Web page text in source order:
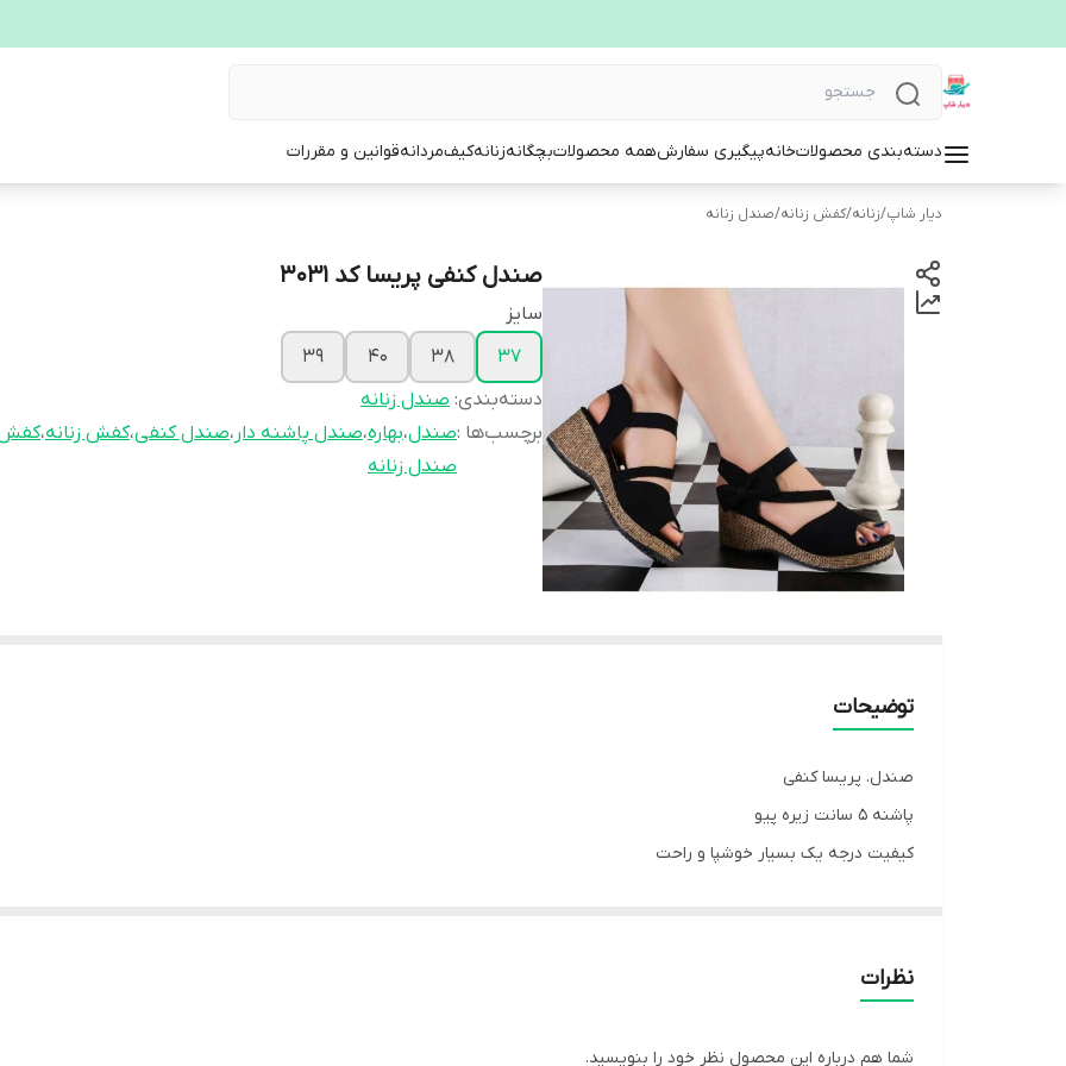
دسته‌بندی محصولاتخانهپیگیری سفارشهمه محصولاتبچگانهزنانهکیفمردانهقوانین و مقررات
دیار شاپ/زنانه/کفش زنانه/صندل زنانه
صندل کنفی پریسا کد ۳۰۳۱
سایز
37
38
40
39
دسته‌بندی: صندل زنانه
برچسب‌ها :صندل،بهاره،صندل پاشنه دار ،صندل کنفی،کفش زنانه،
صندل زنانه
توضیحات
صندل. پریسا کنفی
پاشنه 5 سانت زیره پیو
کیفیت درجه یک بسیار خوشپا و راحت
💲قیمت: 459,000 تومان
نظرات
شما هم درباره این محصول نظر خود را بنویسید.